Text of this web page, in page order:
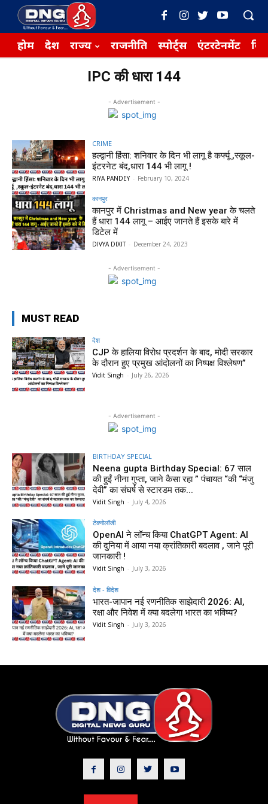
होम देश राज्य राजनीति स्पोर्ट्स एंटरटेनमेंट
IPC की धारा 144
- Advertisement -
CRIME
हल्द्वानी हिंसा: शनिवार के दिन भी लागू है कर्फ्यू ,स्कूल-
इंटरनेट बंद,धारा 144 भी लागू !
RIYA PANDEY - February 10, 2024
कानपुर
कानपुर में Christmas and New year के चलते
हैं धारा 144 लागू – आईए जानते हैं इसके बारे में
डिटेल में
DIVYA DIXIT - December 24, 2023
- Advertisement -
MUST READ
देश
CJP के हालिया विरोध प्रदर्शन के बाद, मोदी सरकार
के दौरान हुए प्रमुख आंदोलनों का निष्पक्ष विश्लेषण”
Vidit Singh - July 26, 2026
- Advertisement -
BIRTHDAY SPECIAL
Neena gupta Birthday Special: 67 साल
की हुईं नीना गुप्ता, जाने कैसा रहा ” पंचायत “की “मंजु
देवी” का संघर्ष से स्टारडम तक...
Vidit Singh - July 4, 2026
टेक्नोलॉजी
OpenAI ने लॉन्च किया ChatGPT Agent: AI
की दुनिया में आया नया क्रांतिकारी बदलाव , जाने पूरी
जानकारी !
Vidit Singh - July 3, 2026
देश - विदेश
भारत-जापान नई रणनीतिक साझेदारी 2026: AI,
रक्षा और निवेश में क्या बदलेगा भारत का भविष्य?
Vidit Singh - July 3, 2026